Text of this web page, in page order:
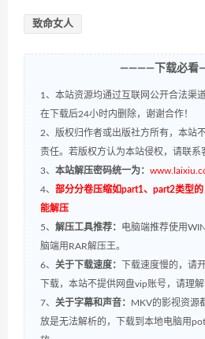
致命女人
————下载必
1、本站资源均通过互联网公开合法渠
在下载后24小时内删除，谢谢合作！
2、版权归作者或出版社方所有，本站
责任。若版权方认为本站侵权，请联系
3、 本站解压密码统一为：
4、 部分分卷压缩如part1、part2类型
能解压
5、 解压工具推荐： 电脑端推荐使用
脑端用RAR解压王。
6、 关于下载速度：
下载速度慢的，请
下载，本站不提供网盘vip账号，请理解
7、 关于字幕和声音： MKV的影视资源
放是无法解析的，下载到本地电脑用